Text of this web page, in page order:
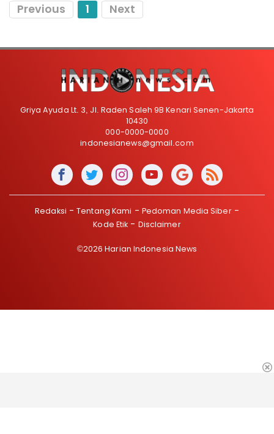
Previous 1 Next
Griya Ayuda Lt. 3, Jl. Raden Saleh 9B Kenari Senen-Jakarta
10430
000-0000-0000
indonesianews@gmail.com
Redaksi Tentang Kami
Pedoman Media Siber
Kode Etik
Disclaimer
©2026 Harian Indonesia News